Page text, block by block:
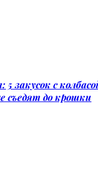
закусок с
съедят до крошки